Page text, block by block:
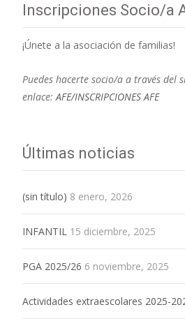
Inscripciones Socio/a
¡Únete a la asociación de familias!
Puedes hacerte socio/a a través del
enlace:AFE/INSCRIPCIONES AFE
Últimas noticias
(sin título) 8 enero, 2026
INFANTIL 15 diciembre, 2025
PGA 2025/26 6 noviembre, 2025
Actividades extraescolares 2025-